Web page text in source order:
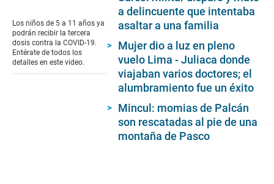
of
0
seconds
Los niños de 5 a 11 años ya
podrán recibir la tercera
dosis contra la COVID-19.
Entérate de todos los
detalles en este video.
a delincuente que intentaba
asaltar a una familia
Mujer dio a luz en pleno
vuelo Lima - Juliaca donde
viajaban varios doctores; el
alumbramiento fue un éxito
Mincul: momias de Palcán
son rescatadas al pie de una
montaña de Pasco